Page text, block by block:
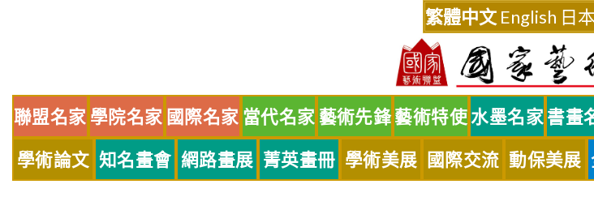
繁體中文 English 日
聯盟名家 學院名家 國際名家 當代名家 藝術先鋒藝術特使水墨名家 書畫
學術論文 知名畫會 網路畫展 菁英畫冊 學術美展 國際交流 動保美展